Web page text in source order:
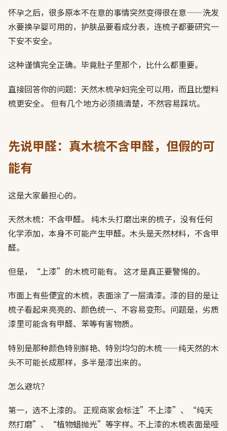
怀孕之后，很多原本不在意的事情突然变得很在意——洗发
水要换孕婴可用的，护肤品要看成分表，连梳子都要研究一
下安不安全。
这种谨慎完全正确。毕竟肚子里那个，比什么都重要。
直接回答你的问题：天然木梳孕妇完全可以用，而且比塑料
梳更安全。 但有几个地方必须搞清楚，不然容易踩坑。
先说甲醛：真木梳不含甲醛，但假的可
能有
这是大家最担心的。
天然木梳：不含甲醛。 纯木头打磨出来的梳子，没有任何
化学添加，本身不可能产生甲醛。木头是天然材料，不含甲
醛。
但是，“上漆”的木梳可能有。 这才是真正要警惕的。
市面上有些便宜的木梳，表面涂了一层清漆。漆的目的是让
梳子看起来亮亮的、颜色统一、不容易变形。问题是，劣质
漆里可能含有甲醛、苯等有害物质。
特别是那种颜色特别鲜艳、特别均匀的木梳——纯天然的木
头不可能长成那样，多半是漆出来的。
怎么避坑？
第一，选不上漆的。 正规商家会标注”不上漆”、“纯天
然打磨”、“植物蜡抛光”等字样。不上漆的木梳表面是哑